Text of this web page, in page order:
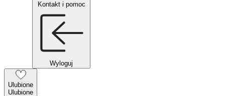
Kontakt i pomoc
Wyloguj
Ulubione
Ulubione